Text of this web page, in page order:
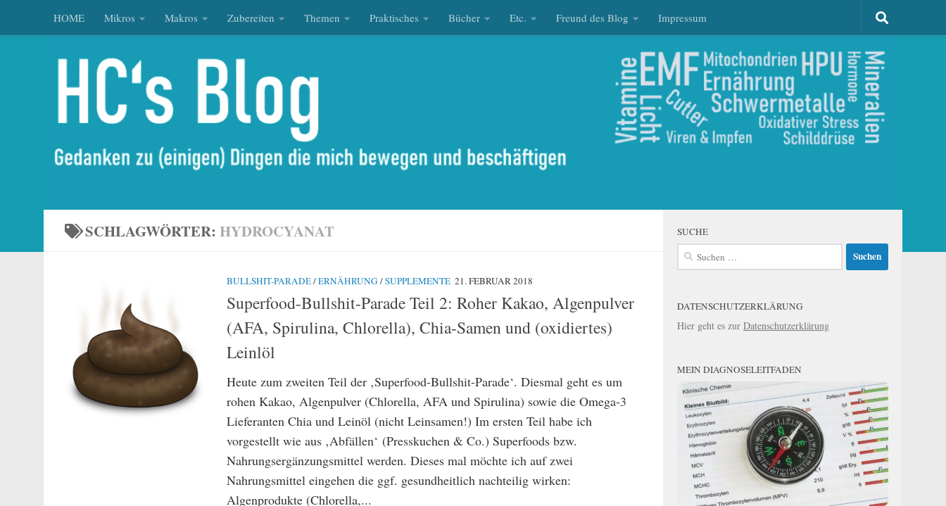
Zum Inhalt springen
HOME Mikros Makros Zubereiten Themen Praktisches Bücher Etc. Freund des Blog Impressum
SCHLAGWÖRTER: HYDROCYANAT
BULLSHIT-PARADE/ERNÄHRUNG /SUPPLEMENTE 21. FEBRUAR 2018
Superfood-Bullshit-Parade Teil 2: Roher Kakao, Algenpulver
(AFA, Spirulina, Chlorella), Chia-Samen und (oxidiertes)
Leinlöl
Heute zum zweiten Teil der ‚Superfood-Bullshit-Parade‘. Diesmal geht es um
rohen Kakao, Algenpulver (Chlorella, AFA und Spirulina) sowie die Omega-3
Lieferanten Chia und Leinöl (nicht Leinsamen!) Im ersten Teil habe ich
vorgestellt wie aus ‚Abfällen‘ (Presskuchen & Co.) Superfoods bzw.
Nahrungsergänzungsmittel werden. Dieses mal möchte ich auf zwei
Nahrungsmittel eingehen die ggf. gesundheitlich nachteilig wirken:
Algenprodukte (Chlorella,...
SUCHE
Suchen
DATENSCHUTZERKLÄRUNG
Hier geht es zur Datenschutzerklärung
MEIN DIAGNOSELEITFADEN